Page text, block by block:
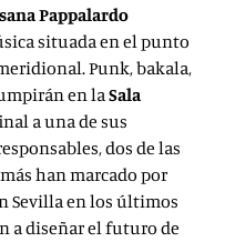
Pappalardo
situada en el punto
Punk, bakala,
en laSala
a una de sus
dos de las
han marcado por
Sevilla en los últimos
a diseñar el futuro de